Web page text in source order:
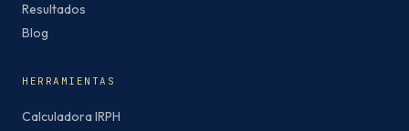
Resultados
Blog
HERRAMIENTAS
Calculadora IRPH